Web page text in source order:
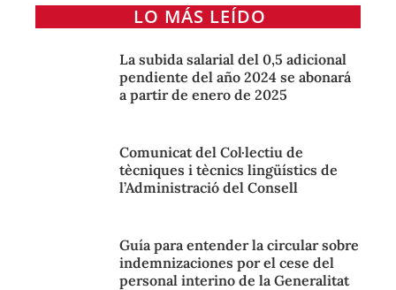
LO MÁS LEÍDO
La subida salarial del 0,5 adicional
pendiente del año 2024 se abonará
a partir de enero de 2025
Comunicat del Col·lectiu de
tècniques i tècnics lingüístics de
l’Administració del Consell
Guía para entender la circular sobre
indemnizaciones por el cese del
personal interino de la Generalitat